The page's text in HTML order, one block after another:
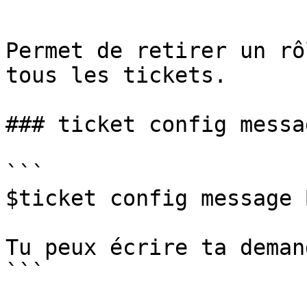
Permet de retirer un
tous les tickets.
### ticket config
```
$ticket config message
Tu peux écrire ta
```